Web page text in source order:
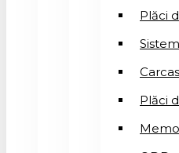
Plăci
Plăci